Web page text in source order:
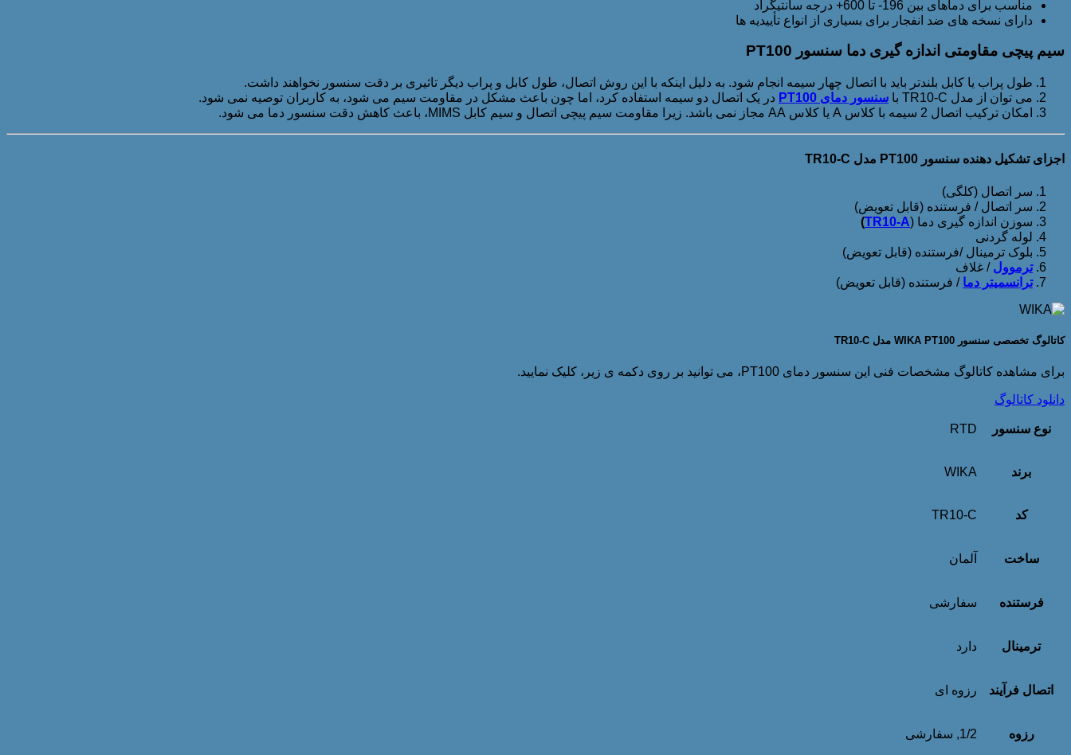
مناسب برای دماهای بین 196- تا 600+ درجه سانتیگراد
دارای نسخه های ضد انفجار برای بسیاری از انواع تأییدیه ها
سیم پیچی مقاومتی اندازه گیری دما سنسور PT100
طول پراب یا کابل بلندتر باید با اتصال چهار سیمه انجام شود. به دلیل اینکه با این روش اتصال، طول کابل و پراب دیگر تاثیری بر دقت سنسور نخواهند داشت.
می توان از مدل TR10-C با
سنسور دمای PT100
در یک اتصال دو سیمه استفاده کرد، اما چون باعث مشکل در مقاومت سیم می شود، به کاربران توصیه نمی شود.
امکان ترکیب اتصال 2 سیمه با کلاس A یا کلاس AA مجاز نمی باشد. زیرا مقاومت سیم پیچی اتصال و سیم کابل MIMS، باعث کاهش دقت سنسور دما می شود.
اجزای تشکیل دهنده سنسور PT100 مدل TR10-C
سر اتصال (کلگی)
سر اتصال / فرستنده (قابل تعویض)
سوزن اندازه گیری دما (TR10-A
)
لوله گردنی
بلوک ترمینال /فرستنده (قابل تعویض)
ترموول / غلاف
ترانسمیتر دما / فرستنده (قابل تعویض)
کاتالوگ تخصصی سنسور WIKA PT100 مدل TR10-C
برای مشاهده کاتالوگ مشخصات فنی این سنسور دمای PT100، می توانید بر روی دکمه ی زیر، کلیک نمایید.
دانلود کاتالوگ
نوع سنسور RTD
برند WIKA
کد TR10-C
ساخت آلمان
فرستنده سفارشی
ترمینال دارد
اتصال فرآیند رزوه ای
رزوه 1/2, سفارشی